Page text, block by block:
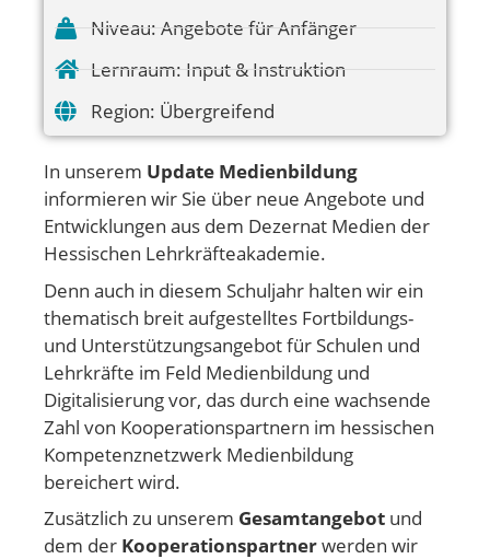
Niveau: Angebote für Anfänger
Lernraum: Input & Instruktion
Region: Übergreifend
In unserem Update Medienbildung
informieren wir Sie über neue Angebote und
Entwicklungen aus dem Dezernat Medien der
Hessischen Lehrkräfteakademie.
Denn auch in diesem Schuljahr halten wir ein
thematisch breit aufgestelltes Fortbildungs-
und Unterstützungsangebot für Schulen und
Lehrkräfte im Feld Medienbildung und
Digitalisierung vor, das durch eine wachsende
Zahl von Kooperationspartnern im hessischen
Kompetenznetzwerk Medienbildung
bereichert wird.
Zusätzlich zu unserem Gesamtangebot und
dem der Kooperationspartnerwerden wir